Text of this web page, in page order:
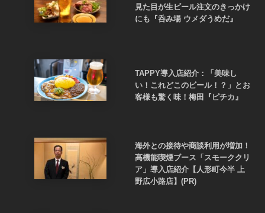
見た目が生ビール注文のきっかけ
にも『呑み場 ウメダうめだ』
TAPPY導入店紹介：「美味し
い！これどこのビール！？」とお
客様も驚く味！梅田『ピチカ』
海外との接待や商談利用が増加！
高機能喫煙ブース「スモーククリ
ア」導入店紹介【人形町今半 上
野広小路店】(PR)